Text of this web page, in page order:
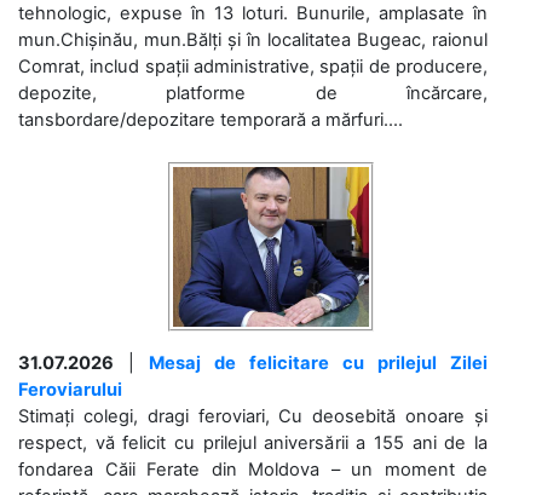
tehnologic, expuse în 13 loturi. Bunurile, amplasate în
mun.Chișinău, mun.Bălți și în localitatea Bugeac, raionul
Comrat, includ spații administrative, spații de producere,
depozite, platforme de încărcare,
tansbordare/depozitare temporară a mărfuri....
31.07.2026
Mesaj de felicitare cu prilejul Zilei
Feroviarului
Stimați colegi, dragi feroviari, Cu deosebită onoare și
respect, vă felicit cu prilejul aniversării a 155 ani de la
fondarea Căii Ferate din Moldova – un moment de